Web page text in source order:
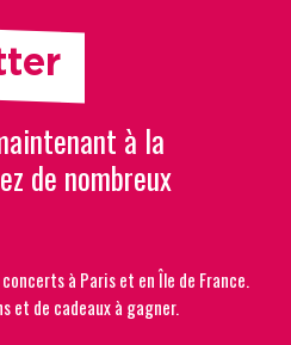
à la
de nombreux
à Paris et en Île de France.
et de cadeaux à gagner.